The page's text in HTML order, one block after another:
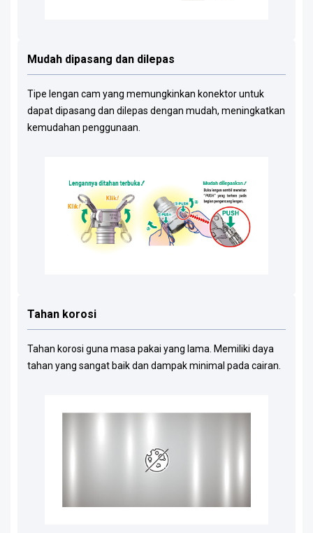
Mudah dipasang dan dilepas
Tipe lengan cam yang memungkinkan konektor untuk
dapat dipasang dan dilepas dengan mudah, meningkatkan
kemudahan penggunaan.
Tahan korosi
Tahan korosi guna masa pakai yang lama. Memiliki daya
tahan yang sangat baik dan dampak minimal pada cairan.